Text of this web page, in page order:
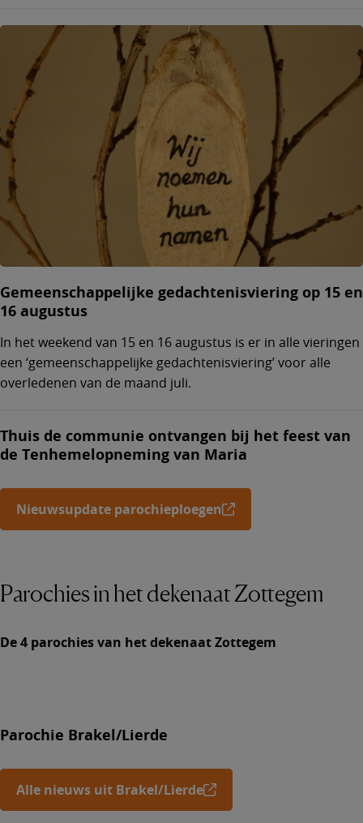
Gemeenschappelijke gedachtenisviering op 15 en
16 augustus
In het weekend van 15 en 16 augustus is er in alle vieringen
een ‘gemeenschappelijke gedachtenisviering’ voor alle
overledenen van de maand juli.
Thuis de communie ontvangen bij het feest van
de Tenhemelopneming van Maria
Nieuwsupdate parochieploegen
Parochies in het dekenaat Zottegem
De 4 parochies van het dekenaat Zottegem
Parochie Brakel/Lierde
Alle nieuws uit Brakel/Lierde